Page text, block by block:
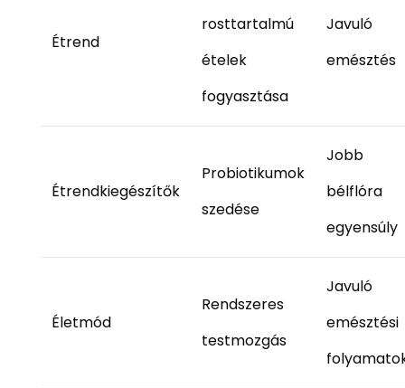
Étrend
rosttartalmú
ételek
fogyasztása
Javuló
emésztés
Étrendkiegészítők
Probiotikumok
szedése
Jobb
bélflóra
egyensúly
Életmód
Rendszeres
testmozgás
Javuló
emésztési